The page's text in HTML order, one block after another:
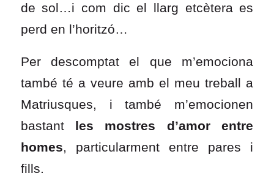
de sol…i com dic el llarg etcètera es
perd en l’horitzó…
Per descomptat el que m’emociona
també té a veure amb el meu treball a
Matriusques, i també m’emocionen
bastant les mostres d’amor entre
homes , particularment entre pares i
fills.